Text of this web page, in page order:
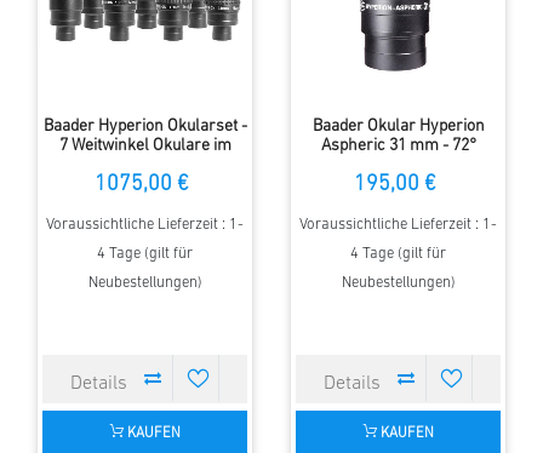
Baader Hyperion Okularset -
7 Weitwinkel Okulare im
1075,00 €
Voraussichtliche Lieferzeit : 1-
4 Tage (gilt für
Neubestellungen)
KAUFEN
Baader Okular Hyperion
Aspheric 31 mm - 72°
195,00 €
Voraussichtliche Lieferzeit : 1-
4 Tage (gilt für
Neubestellungen)
KAUFEN